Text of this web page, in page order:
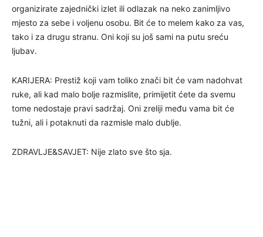
organizirate zajednički izlet ili odlazak na neko zanimljivo
mjesto za sebe i voljenu osobu. Bit će to melem kako za vas,
tako i za drugu stranu. Oni koji su još sami na putu sreću
ljubav.
KARIJERA: Prestiž koji vam toliko znači bit će vam nadohvat
ruke, ali kad malo bolje razmislite, primijetit ćete da svemu
tome nedostaje pravi sadržaj. Oni zreliji među vama bit će
tužni, ali i potaknuti da razmisle malo dublje.
ZDRAVLJE&SAVJET: Nije zlato sve što sja.